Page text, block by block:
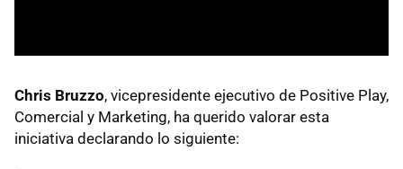
Chris Bruzzo, vicepresidente ejecutivo de Positive Play,
Comercial y Marketing, ha querido valorar esta
iniciativa declarando lo siguiente: